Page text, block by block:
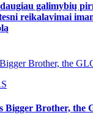
galimybių
reikalavimai
Brother, the
Bigger Brother, the